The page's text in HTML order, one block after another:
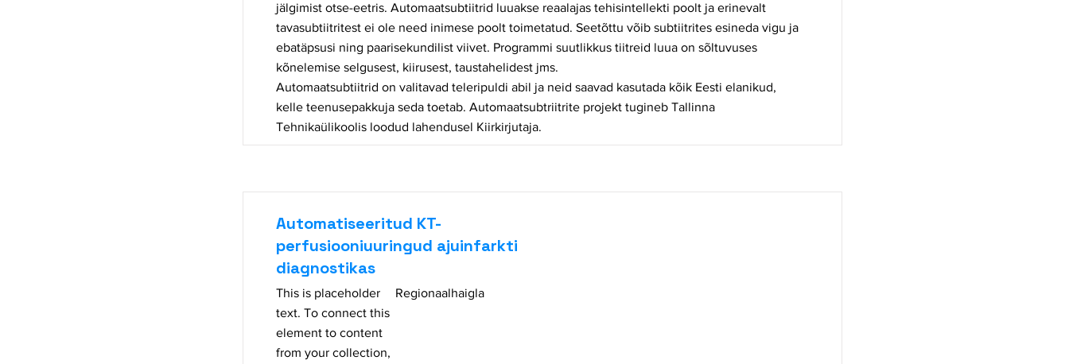
jälgimist otse-eetris. Automaatsubtiitrid luuakse reaalajas tehisintellekti poolt ja erinevalt
tavasubtiitritest ei ole need inimese poolt toimetatud. Seetõttu võib subtiitrites esineda vigu ja
ebatäpsusi ning paarisekundilist viivet. Programmi suutlikkus tiitreid luua on sõltuvuses
kõnelemise selgusest, kiirusest, taustahelidest jms.
Automaatsubtiitrid on valitavad teleripuldi abil ja neid saavad kasutada kõik Eesti elanikud,
kelle teenusepakkuja seda toetab. Automaatsubtriitrite projekt tugineb Tallinna
Tehnikaülikoolis loodud lahendusel Kiirkirjutaja.
Automatiseeritud KT-
perfusiooniuuringud ajuinfarkti
diagnostikas
This is placeholder
text. To connect this
element to content
from your collection,
Regionaalhaigla